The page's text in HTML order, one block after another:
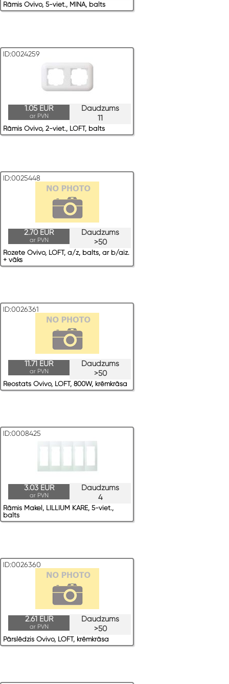
Rāmis Ovivo, 5-viet., MINA, balts
ID:0024259
Daudzums
11
1.05 EUR
ar PVN
Rāmis Ovivo, 2-viet., LOFT, balts
ID:0025448
Daudzums
>50
2.70 EUR
ar PVN
Rozete Ovivo, LOFT, a/z, balts, ar b/aiz.
+ vāks
ID:0026361
Daudzums
>50
11.71 EUR
ar PVN
Reostats Ovivo, LOFT, 800W, krēmkrāsa
ID:0008425
Daudzums
4
3.03 EUR
ar PVN
Rāmis Makel, LILLIUM KARE, 5-viet.,
balts
ID:0026360
Daudzums
>50
2.61 EUR
ar PVN
Pārslēdzis Ovivo, LOFT, krēmkrāsa